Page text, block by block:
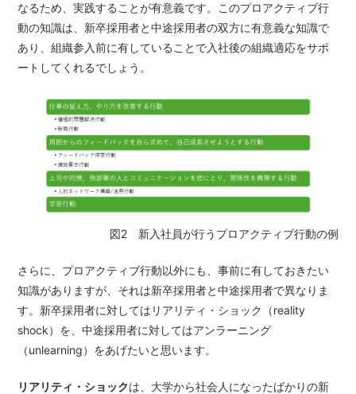
なるため、実践することが有意義です。このプロアクティブ行
動の知識は、新卒採用者と中途採用者の双方に有意義な知識で
あり、組織参入前に有していることで入社後の組織適応をサポ
ートしてくれるでしょう。
図2 新入社員が行うプロアクティブ行動の例
さらに、プロアクティブ行動以外にも、事前に有しておきたい
知識がありますが、それは新卒採用者と中途採用者で異なりま
す。新卒採用者に対してはリアリティ・ショック（reality
shock）を、中途採用者に対してはアンラーニング
（unlearning）をあげたいと思います。
リアリティ・ショックは、大学から社会人になったばかりの新